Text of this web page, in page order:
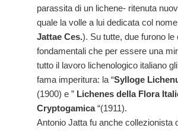
parassita di un lichene- ritenuta
quale la volle a lui dedicata col
Jattae Ces.). Su tutte, due furono le
fondamentali che per essere una
tutto il lavoro lichenologico italiano
fama imperitura: la “Sylloge
(1900) e ” Lichenes della Flora
Cryptogamica“(1911).
Antonio Jatta fu anche collezionista